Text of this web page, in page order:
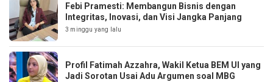
Febi Pramesti: Membangun Bisnis dengan
Integritas, Inovasi, dan Visi Jangka Panjang
3 minggu yang lalu
Profil Fatimah Azzahra, Wakil Ketua BEM UI yang
Jadi Sorotan Usai Adu Argumen soal MBG